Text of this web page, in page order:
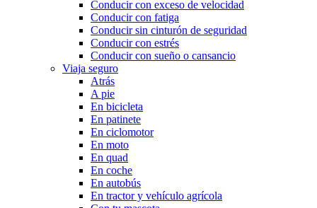
Conducir con exceso de velocidad
Conducir con fatiga
Conducir sin cinturón de seguridad
Conducir con estrés
Conducir con sueño o cansancio
Viaja seguro
Atrás
A pie
En bicicleta
En patinete
En ciclomotor
En moto
En quad
En coche
En autobús
En tractor y vehículo agrícola